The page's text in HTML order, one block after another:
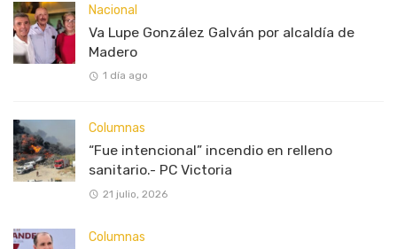
Nacional
Va Lupe González Galván por alcaldía de
Madero
1 día ago
Columnas
“Fue intencional” incendio en relleno
sanitario.- PC Victoria
21 julio, 2026
Columnas